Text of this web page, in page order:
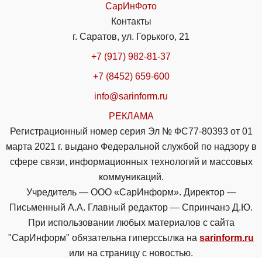
СарИнФото
Контакты
г. Саратов, ул. Горького, 21
+7 (917) 982-81-37
+7 (8452) 659-600
info@sarinform.ru
РЕКЛАМА
Регистрационный номер серия Эл № ФС77-80393 от 01
марта 2021 г. выдано Федеральной службой по надзору в
сфере связи, информационных технологий и массовых
коммуникаций.
Учредитель — ООО «СарИнформ». Директор —
Письменный А.А. Главный редактор — Спринчанэ Д.Ю.
При использовании любых материалов с сайта
"СарИнформ" обязательна гиперссылка на sarinform.ru
или на страницу с новостью.